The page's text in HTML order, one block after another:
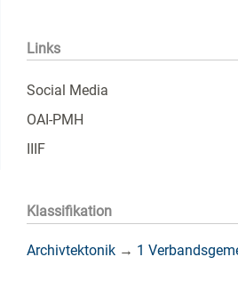
Links
Social Media
OAI-PMH
IIIF
Klassifikation
Archivtektonik → 1